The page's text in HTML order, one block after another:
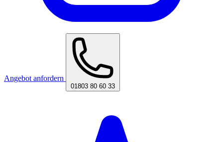
Angebot anfordern
01803 80 60 33